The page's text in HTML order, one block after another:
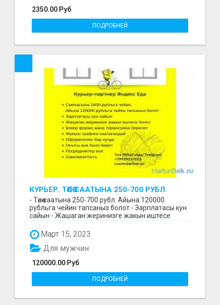
2350.00 Руб
ПОДРОБНЕЙ
КУРЬЕР. ТӨЛӨӨ СААТЫНА 250-700 РУБЛ.
ЖУМУШ ГРАФИГИ СВОБОДНЫЙ. БЕЗ
ОПЫТА АЛАБЫЗ. ҮЙДҮН ЖАНЫНДА.
- Төлөө саатына 250-700 рубл. Айына 120000
рубльга чейин тапсаныз болот - Зарплатасы кун
сайын - Жашаган жеринизге жакын иштесе
Март 15, 2023
120000.00 Руб
Для мужчин
ПОДРОБНЕЙ